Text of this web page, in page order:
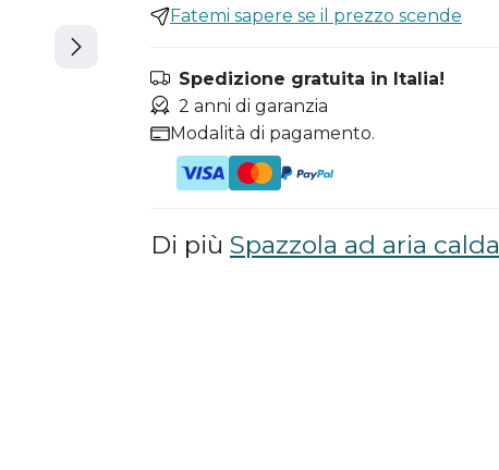
Fatemi sapere se il prezzo scende
Spedizione gratuita in Italia!
2 anni di garanzia
Modalità di pagamento.
Di più Spazzola ad aria calda